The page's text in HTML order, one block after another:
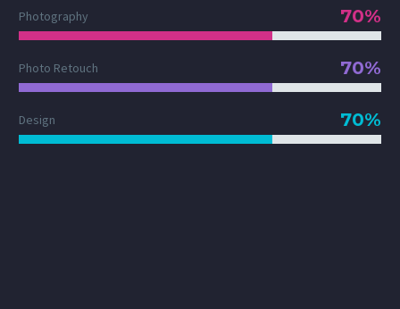
Photography 70%
Photo Retouch 70%
Design 70%